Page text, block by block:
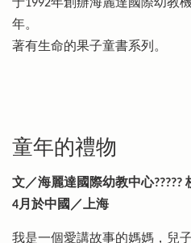
于1992年創辦海麗達國際幼教
年。
著有生命的果子童書系列。
童年的禮物
文／海麗達國際幼教中心?????
4月於中國／上海
我是一個愛講故事的媽媽，兒